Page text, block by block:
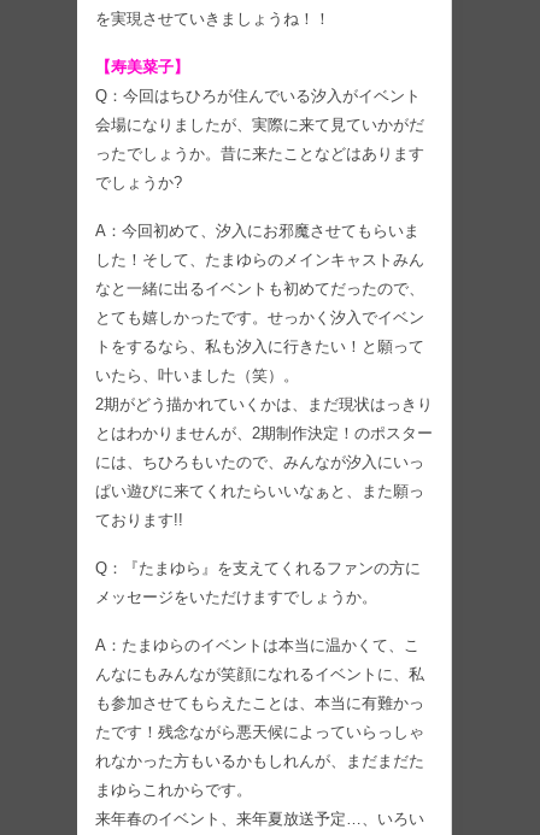
を実現させていきましょうね！！
【寿美菜子】
Q：今回はちひろが住んでいる汐入がイベント
会場になりましたが、実際に来て見ていかがだ
ったでしょうか。昔に来たことなどはあります
でしょうか?
A：今回初めて、汐入にお邪魔させてもらいま
した！そして、たまゆらのメインキャストみん
なと一緒に出るイベントも初めてだったので、
とても嬉しかったです。せっかく汐入でイベン
トをするなら、私も汐入に行きたい！と願って
いたら、叶いました（笑）。
2期がどう描かれていくかは、まだ現状はっきり
とはわかりませんが、2期制作決定！のポスター
には、ちひろもいたので、みんなが汐入にいっ
ぱい遊びに来てくれたらいいなぁと、また願っ
ております!!
Q：『たまゆら』を支えてくれるファンの方に
メッセージをいただけますでしょうか。
A：たまゆらのイベントは本当に温かくて、こ
んなにもみんなが笑顔になれるイベントに、私
も参加させてもらえたことは、本当に有難かっ
たです！残念ながら悪天候によっていらっしゃ
れなかった方もいるかもしれんが、まだまだた
まゆらこれからです。
来年春のイベント、来年夏放送予定…、いろい